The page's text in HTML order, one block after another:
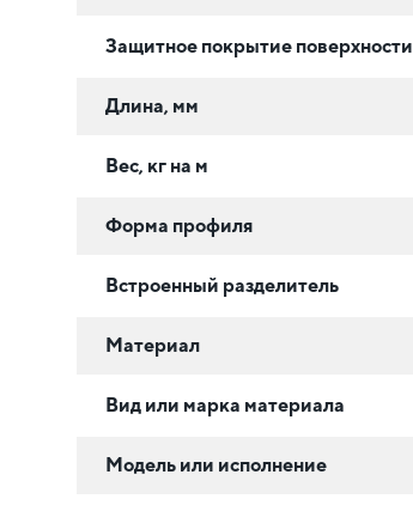
Защитное покрытие поверхности
Длина, мм
Вес, кг на м
Форма профиля
Встроенный разделитель
Материал
Вид или марка материала
Модель или исполнение